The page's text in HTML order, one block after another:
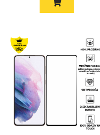
Životinjsko carstvo
Svemirska kolekcija